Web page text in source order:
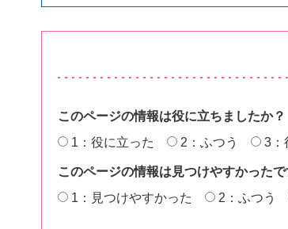
このページの情報は役に立ちましたか？
1：役に立った
2：ふつう 3：
このページの情報は見つけやすかったで
1：見つけやすかった
2：ふつう